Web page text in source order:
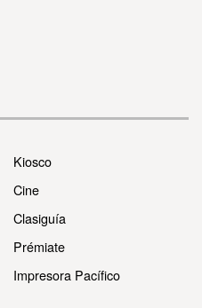
Kiosco
Cine
Clasiguía
Prémiate
Impresora Pacífico